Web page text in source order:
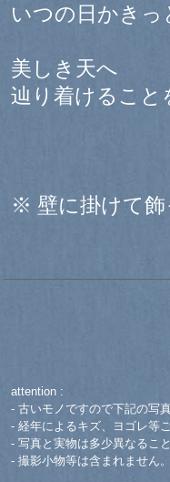
いつの日かきっ
美しき天へ
辿り着けること
※ 壁に掛けて
attention :
- 古いモノですので下記の写
- 経年によるキズ、ヨゴレ等
- 写真と実物は多少異なるこ
- 撮影小物等は含まれません